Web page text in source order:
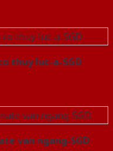
thuy luc-a-SGD
van ngang-SGD